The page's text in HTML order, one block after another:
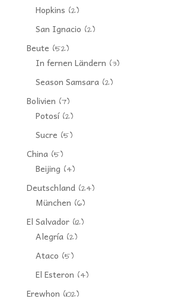
Hopkins (2)
San Ignacio (2)
Beute (52)
In fernen Ländern (3)
Season Samsara(2)
Bolivien (7)
Potosí(2)
Sucre (5)
China(5)
Beijing (4)
Deutschland(24)
München (6)
El Salvador(12)
Alegría(2)
Ataco (5)
El Esteron (4)
Erewhon (102)